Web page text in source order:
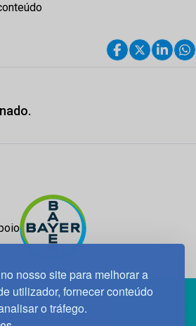
nosso site para melhorar a
utilizador, fornecer conteúdo
o tráfego.